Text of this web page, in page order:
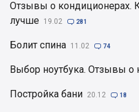
Отзывы о кондиционерах.
лучше 19.02  281
Болит спина 11.02  74
Выбор ноутбука. Отзывы о
Постройка бани 20.12  18